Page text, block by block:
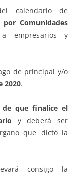
calendario de
Comunidades
a empresarios y
de principal y/o
2020.
de que finalice el
y deberá ser
que dictó la
consigo la